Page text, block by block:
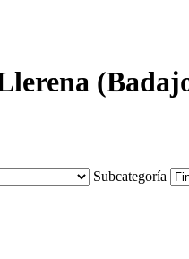
Subcategoría